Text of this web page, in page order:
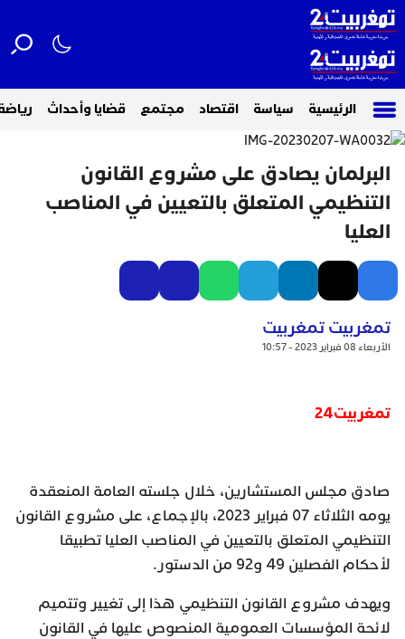
الرئيسية سياسة اقتصاد مجتمع قضايا وأحداث
البرلمان يصادق على مشروع القانون
التنظيمي المتعلق بالتعيين في المناصب
العليا
تمغربيت تمغربيت
الأربعاء 08 فبراير 2023 - 10:57
تمغربيت24
صادق مجلس المستشارين، خلال جلسته العامة المنعقدة
يومه الثلاثاء 07 فبراير 2023، بالإجماع، على مشروع القانون
التنظيمي المتعلق بالتعيين في المناصب العليا تطبيقا
لأحكام الفصلين 49 و92 من الدستور.
ويهدف مشروع القانون التنظيمي هذا إلى تغيير وتتميم
لائحة المؤسسات العمومية المنصوص عليها في القانون